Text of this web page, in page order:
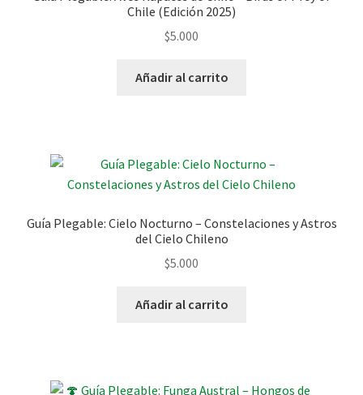
Chile (Edición 2025)
$5.000
Añadir al carrito
Guía Plegable: Cielo Nocturno – Constelaciones y Astros
del Cielo Chileno
$5.000
Añadir al carrito